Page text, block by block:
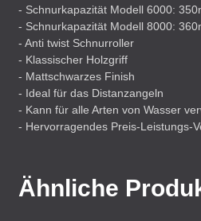
- Schnurkapazität Modell 6000:
- Schnurkapazität Modell 8000:
- Anti twist Schnurroller
- Klassischer Holzgriff
- Mattschwarzes Finish
- Ideal für das Distanzangeln
- Kann für alle Arten von Wasser
- Hervorragendes Preis-Leistungs-
Ähnliche